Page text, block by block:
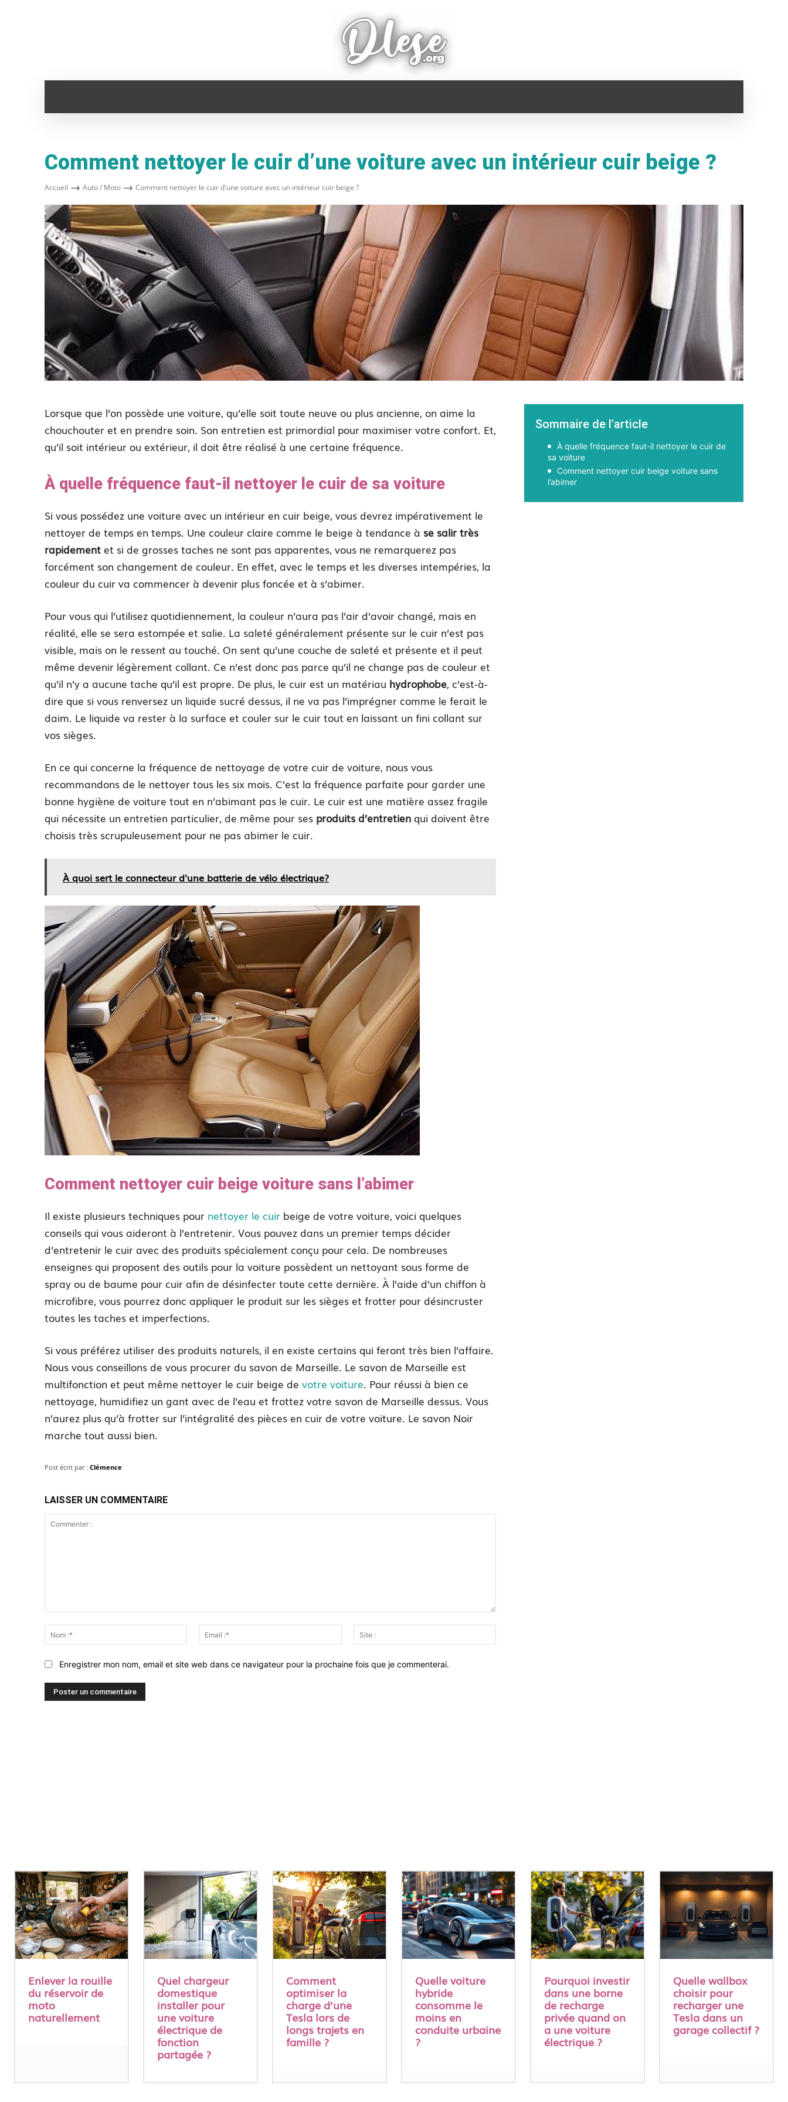
Comment nettoyer le cuir d’une voiture avec un intérieur cuir beige ?
Accueil Auto / Moto Comment nettoyer le cuir d'une voiture avec un intérieur cuir beige ?
Lorsque que l’on possède une voiture, qu’elle soit toute neuve ou plus ancienne, on aime la
chouchouter et en prendre soin. Son entretien est primordial pour maximiser votre confort. Et,
qu’il soit intérieur ou extérieur, il doit être réalisé à une certaine fréquence.
À quelle fréquence faut-il nettoyer le cuir de sa voiture
Si vous possédez une voiture avec un intérieur en cuir beige, vous devrez impérativement le
nettoyer de temps en temps. Une couleur claire comme le beige à tendance à se salir très
rapidement et si de grosses taches ne sont pas apparentes, vous ne remarquerez pas
forcément son changement de couleur. En effet, avec le temps et les diverses intempéries, la
couleur du cuir va commencer à devenir plus foncée et à s’abimer.
Pour vous qui l’utilisez quotidiennement, la couleur n’aura pas l’air d’avoir changé, mais en
réalité, elle se sera estompée et salie. La saleté généralement présente sur le cuir n’est pas
visible, mais on le ressent au touché. On sent qu’une couche de saleté et présente et il peut
même devenir légèrement collant. Ce n’est donc pas parce qu’il ne change pas de couleur et
qu’il n’y a aucune tache qu’il est propre. De plus, le cuir est un matériau hydrophobe, c’est-à-
dire que si vous renversez un liquide sucré dessus, il ne va pas l’imprégner comme le ferait le
daim. Le liquide va rester à la surface et couler sur le cuir tout en laissant un fini collant sur
vos sièges.
En ce qui concerne la fréquence de nettoyage de votre cuir de voiture, nous vous
recommandons de le nettoyer tous les six mois. C’est la fréquence parfaite pour garder une
bonne hygiène de voiture tout en n’abimant pas le cuir. Le cuir est une matière assez fragile
qui nécessite un entretien particulier, de même pour ses produits d’entretien qui doivent être
choisis très scrupuleusement pour ne pas abimer le cuir.
À quoi sert le connecteur d'une batterie de vélo électrique?
Comment nettoyer cuir beige voiture sans l’abimer
Il existe plusieurs techniques pour nettoyer le cuir beige de votre voiture, voici quelques
conseils qui vous aideront à l’entretenir. Vous pouvez dans un premier temps décider
d’entretenir le cuir avec des produits spécialement conçu pour cela. De nombreuses
enseignes qui proposent des outils pour la voiture possèdent un nettoyant sous forme de
spray ou de baume pour cuir afin de désinfecter toute cette dernière. À l’aide d’un chiffon à
microfibre, vous pourrez donc appliquer le produit sur les sièges et frotter pour désincruster
toutes les taches et imperfections.
Si vous préférez utiliser des produits naturels, il en existe certains qui feront très bien l’affaire.
Nous vous conseillons de vous procurer du savon de Marseille. Le savon de Marseille est
multifonction et peut même nettoyer le cuir beige de votre voiture. Pour réussi à bien ce
nettoyage, humidifiez un gant avec de l’eau et frottez votre savon de Marseille dessus. Vous
n’aurez plus qu’à frotter sur l’intégralité des pièces en cuir de votre voiture. Le savon Noir
marche tout aussi bien.
Post écrit par : Clémence
LAISSER UN COMMENTAIRE
:*
Email
:*
:
Enregistrer mon nom, email et site web dans ce navigateur pour la prochaine fois que je commenterai.
Sommaire de l'article
À quelle fréquence faut-il nettoyer le cuir de
sa voiture
Comment nettoyer cuir beige voiture sans
l’abimer
Enlever la rouille
du réservoir de
moto
naturellement
Quel chargeur
domestique
installer pour
une voiture
électrique de
fonction
partagée ?
Comment
optimiser la
charge d’une
Tesla lors de
longs trajets en
famille ?
Quelle voiture
hybride
consomme le
moins en
conduite urbaine
?
Pourquoi investir
dans une borne
de recharge
privée quand on
a une voiture
électrique ?
Quelle wallbox
choisir pour
recharger une
Tesla dans un
garage collectif ?